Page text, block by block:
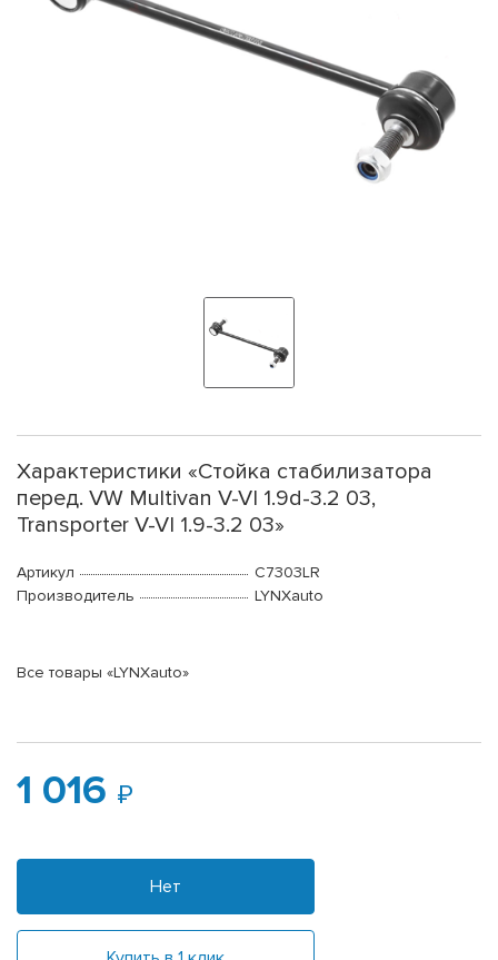
Характеристики «Стойка стабилизатора
перед. VW Multivan V-VI 1.9d-3.2 03,
Transporter V-VI 1.9-3.2 03»
Артикул
C7303LR
Производитель
LYNXauto
Все товары «LYNXauto»
1 016
Нет